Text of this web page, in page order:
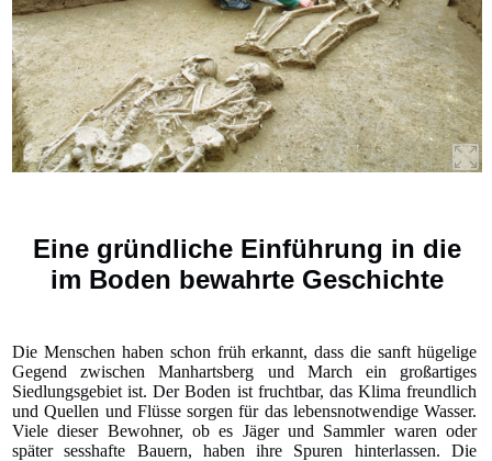
Eine gründliche Einführung in die
im Boden bewahrte Geschichte
Die Menschen haben schon früh erkannt, dass die sanft hügelige
Gegend zwischen Manhartsberg und March ein großartiges
Siedlungsgebiet ist. Der Boden ist fruchtbar, das Klima freundlich
und Quellen und Flüsse sorgen für das lebensnotwendige Wasser.
Viele dieser Bewohner, ob es Jäger und Sammler waren oder
später sesshafte Bauern, haben ihre Spuren hinterlassen. Die